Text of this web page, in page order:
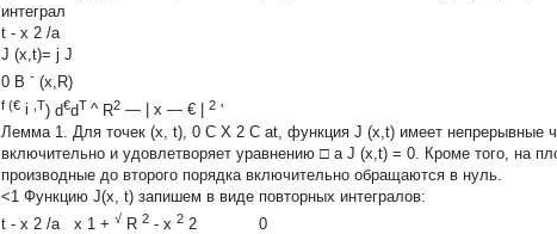
интеграл
t - x 2 /a
J (x,t)= j J
0 B - (x,R)
f (€ i ,T) d€dT ^ R2 — | x — € 2 '
Лемма 1. Для точек (x, t), 0 C X 2 C at, функция J (x,t) имеет непрерывные
включительно и удовлетворяет уравнению □ a J (x,t) = 0. Кроме того, на
производные до второго порядка включительно обращаются в нуль.
<1 Функцию J(x, t) запишем в виде повторных интегралов:
t - x 2 /a x 1 + √ R 2 - x 2 2
0